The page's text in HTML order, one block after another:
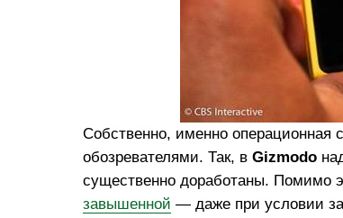
Собственно, именно операционная
обозревателями. Так, в Gizmodo
существенно доработаны. Помимо
завышенной — даже при условии